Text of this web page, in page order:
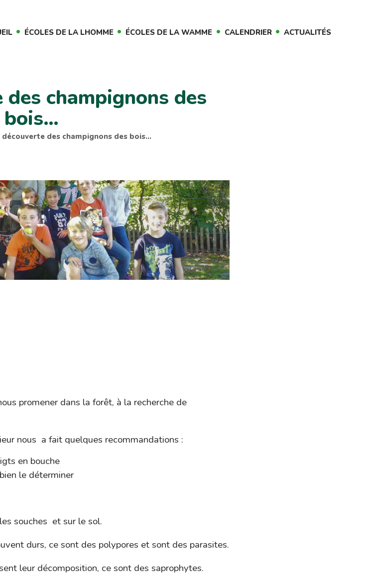
ÉCOLES DE LA LHOMME ÉCOLES DE LA WAMME CALENDRIER ACTUALITÉS
champignons des
bois…
découverte des champignons des bois…
promener dans la forêt, à la recherche de
nous a fait quelques recommandations :
en bouche
le déterminer
souches et sur le sol.
durs, ce sont des polypores et sont des parasites.
leur décomposition, ce sont des saprophytes.